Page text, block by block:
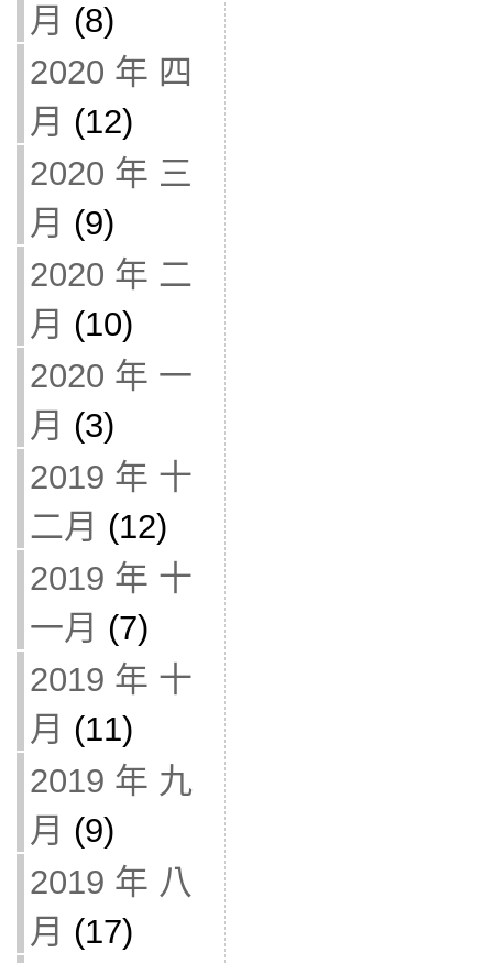
月 (8)
2020 年 四
月 (12)
2020 年 三
月 (9)
2020 年 二
月 (10)
2020 年 一
月 (3)
2019 年 十
二月 (12)
2019 年 十
一月 (7)
2019 年 十
月 (11)
2019 年 九
月 (9)
2019 年 八
月 (17)